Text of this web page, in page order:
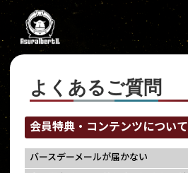
よくあるご質問
会員特典・コンテンツについて
バースデーメールが届かない